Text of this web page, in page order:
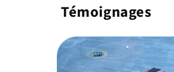
Témoignages